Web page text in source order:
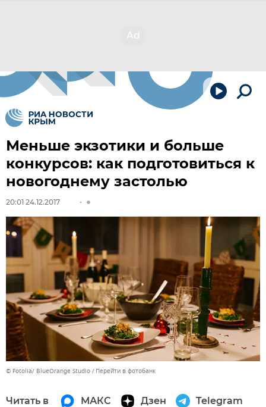
Меньше экзотики и больше
конкурсов: как подготовиться к
новогоднему застолью
20:01 24.12.2017
© Fotolia/ BlueOrange Studio Перейти в фотобанк
Читать в МАКС Дзен Telegram